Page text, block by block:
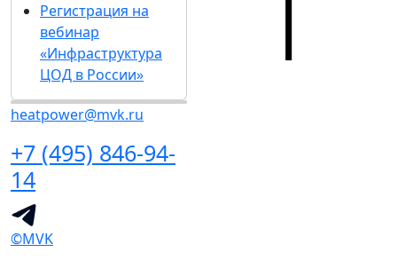
Регистрация на
вебинар
«Инфраструктура
ЦОД в России»
heatpower@mvk.ru
+7 (495) 846-94-
14
©MVK